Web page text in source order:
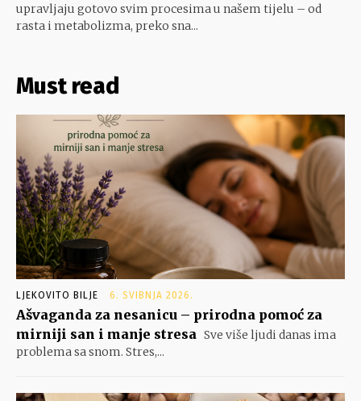
upravljaju gotovo svim procesima u našem tijelu – od
rasta i metabolizma, preko sna...
Must read
LJEKOVITO BILJE 6. SVIBNJA 2026.
Ašvaganda za nesanicu – prirodna pomoć za
mirniji san i manje stresa Sve više ljudi danas ima
problema sa snom. Stres,...